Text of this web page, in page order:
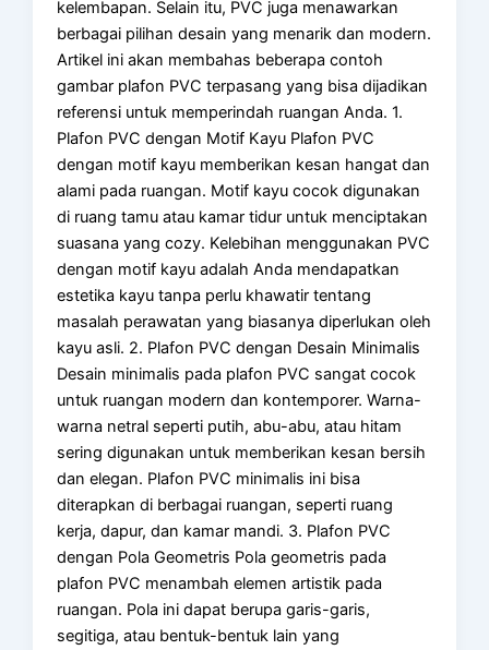
kelembapan. Selain itu, PVC juga menawarkan
berbagai pilihan desain yang menarik dan modern.
Artikel ini akan membahas beberapa contoh
gambar plafon PVC terpasang yang bisa dijadikan
referensi untuk memperindah ruangan Anda. 1.
Plafon PVC dengan Motif Kayu Plafon PVC
dengan motif kayu memberikan kesan hangat dan
alami pada ruangan. Motif kayu cocok digunakan
di ruang tamu atau kamar tidur untuk menciptakan
suasana yang cozy. Kelebihan menggunakan PVC
dengan motif kayu adalah Anda mendapatkan
estetika kayu tanpa perlu khawatir tentang
masalah perawatan yang biasanya diperlukan oleh
kayu asli. 2. Plafon PVC dengan Desain Minimalis
Desain minimalis pada plafon PVC sangat cocok
untuk ruangan modern dan kontemporer. Warna-
warna netral seperti putih, abu-abu, atau hitam
sering digunakan untuk memberikan kesan bersih
dan elegan. Plafon PVC minimalis ini bisa
diterapkan di berbagai ruangan, seperti ruang
kerja, dapur, dan kamar mandi. 3. Plafon PVC
dengan Pola Geometris Pola geometris pada
plafon PVC menambah elemen artistik pada
ruangan. Pola ini dapat berupa garis-garis,
segitiga, atau bentuk-bentuk lain yang